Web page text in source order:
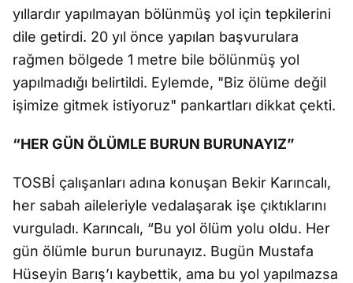
yıllardır yapılmayan bölünmüş yol için tepkilerini
dile getirdi. 20 yıl önce yapılan başvurulara
rağmen bölgede 1 metre bile bölünmüş yol
yapılmadığı belirtildi. Eylemde, "Biz ölüme değil
işimize gitmek istiyoruz" pankartları dikkat çekti.
“HER GÜN ÖLÜMLE BURUN BURUNAYIZ”
TOSBİ çalışanları adına konuşan Bekir Karıncalı,
her sabah aileleriyle vedalaşarak işe çıktıklarını
vurguladı. Karıncalı, “Bu yol ölüm yolu oldu. Her
gün ölümle burun burunayız. Bugün Mustafa
Hüseyin Barış’ı kaybettik, ama bu yol yapılmazsa